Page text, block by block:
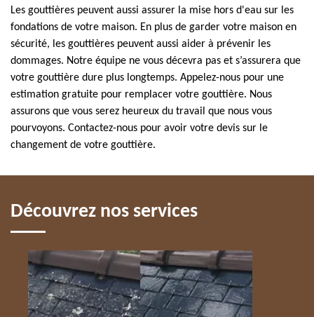
Les gouttières peuvent aussi assurer la mise hors d'eau sur les
fondations de votre maison. En plus de garder votre maison en
sécurité, les gouttières peuvent aussi aider à prévenir les
dommages. Notre équipe ne vous décevra pas et s’assurera que
votre gouttière dure plus longtemps. Appelez-nous pour une
estimation gratuite pour remplacer votre gouttière. Nous
assurons que vous serez heureux du travail que nous vous
pourvoyons. Contactez-nous pour avoir votre devis sur le
changement de votre gouttière.
Découvrez nos services